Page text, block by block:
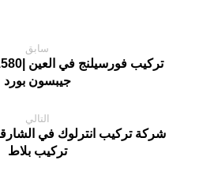
سابق
جيبسون بورد
التالي
تركيب بلاط